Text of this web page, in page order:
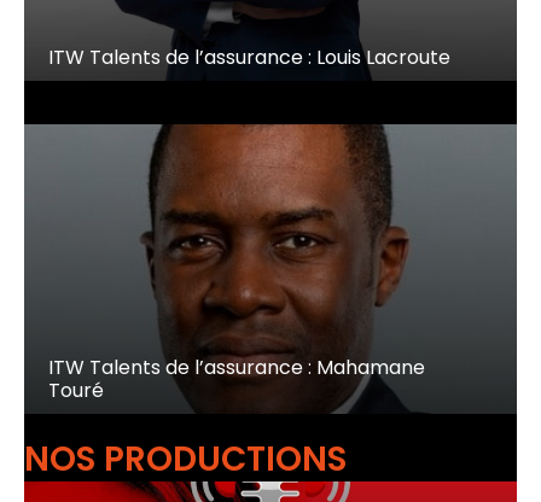
ITW Talents de l’assurance : Louis Lacroute
ITW Talents de l’assurance : Mahamane
Touré
NOS PRODUCTIONS